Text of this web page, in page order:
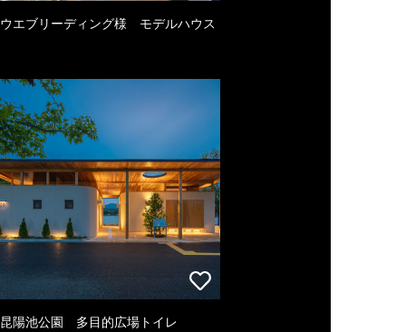
ウエブリーディング様 モデルハウス
昆陽池公園 多目的広場トイレ